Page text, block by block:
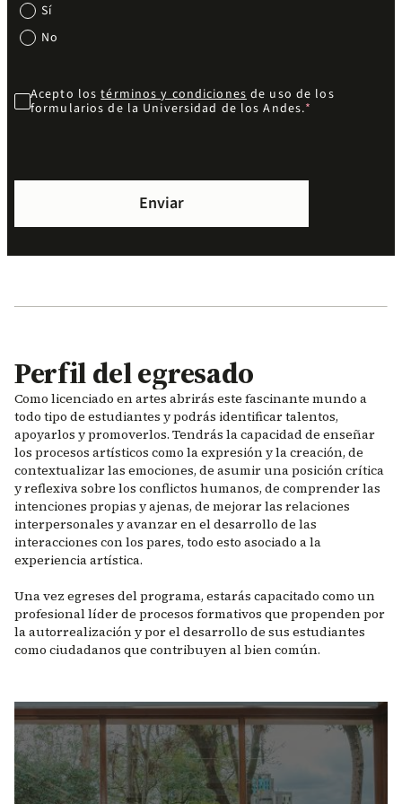
Sí
No
Acepto lostérminos y condicionesde uso de los
formularios de la Universidad de los Andes.
Perfil del egresado
Como licenciado en artes abrirás este fascinante mundo a
todo tipo de estudiantes y podrás identificar talentos,
apoyarlos y promoverlos. Tendrás la capacidad de enseñar
los procesos artísticos como la expresión y la creación, de
contextualizar las emociones, de asumir una posición crítica
y reflexiva sobre los conflictos humanos, de comprender las
intenciones propias y ajenas, de mejorar las relaciones
interpersonales y avanzar en el desarrollo de las
interacciones con los pares, todo esto asociado a la
experiencia artística.
Una vez egreses del programa, estarás capacitado como un
profesional líder de procesos formativos que propenden por
la autorrealización y por el desarrollo de sus estudiantes
como ciudadanos que contribuyen al bien común.